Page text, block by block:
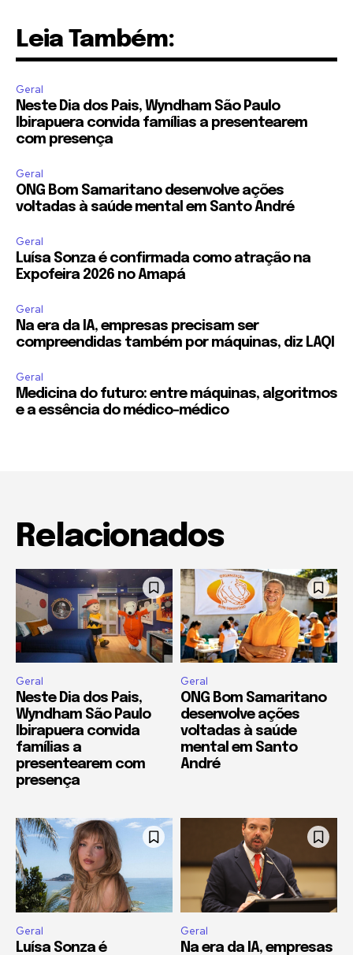
Leia Também:
Geral
Neste Dia dos Pais, Wyndham São Paulo
Ibirapuera convida famílias a presentearem
com presença
Geral
ONG Bom Samaritano desenvolve ações
voltadas à saúde mental em Santo André
Geral
Luísa Sonza é confirmada como atração na
Expofeira 2026 no Amapá
Geral
Na era da IA, empresas precisam ser
compreendidas também por máquinas, diz LAQI
Geral
Medicina do futuro: entre máquinas, algoritmos
e a essência do médico-médico
Relacionados
Geral
Neste Dia dos Pais,
Wyndham São Paulo
Ibirapuera convida
famílias a
presentearem com
presença
Geral
ONG Bom Samaritano
desenvolve ações
voltadas à saúde
mental em Santo
André
Geral
Luísa Sonza é
Geral
Na era da IA, empresas